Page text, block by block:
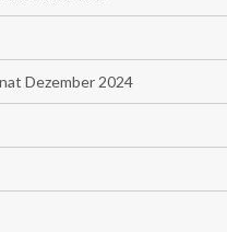
Dezember 2024